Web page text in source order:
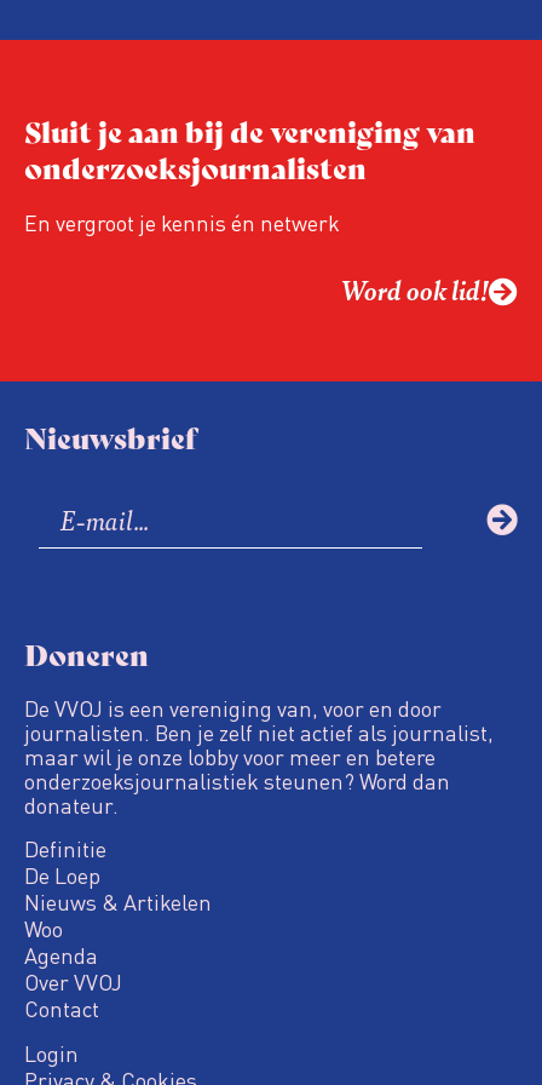
Sluit je aan bij de vereniging van
onderzoeksjournalisten
En vergroot je kennis én netwerk
Word ook lid!
Nieuwsbrief
Doneren
De VVOJ is een vereniging van, voor en door
journalisten. Ben je zelf niet actief als journalist,
maar wil je onze lobby voor meer en betere
onderzoeksjournalistiek steunen? Word dan
donateur.
Definitie
De Loep
Nieuws & Artikelen
Woo
Agenda
Over VVOJ
Contact
Login
Privacy & Cookies